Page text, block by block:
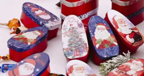
طعام المعدن علبة القصدير وعاء صلبة العملية الصفيحة القصدير علبة القصدير المخصصة
علب الحلوى الفارغة من برياني طباعة مخصصة صندوق هدايا معدني معدني
أشكال خاصة علب الهدايا الغذائية 800 غرام مستطيلة مع أغطية سهلة
علب القصدير الهدية الغذائية المعدنية علب القصدير الغذائية الهدية للتعبئة